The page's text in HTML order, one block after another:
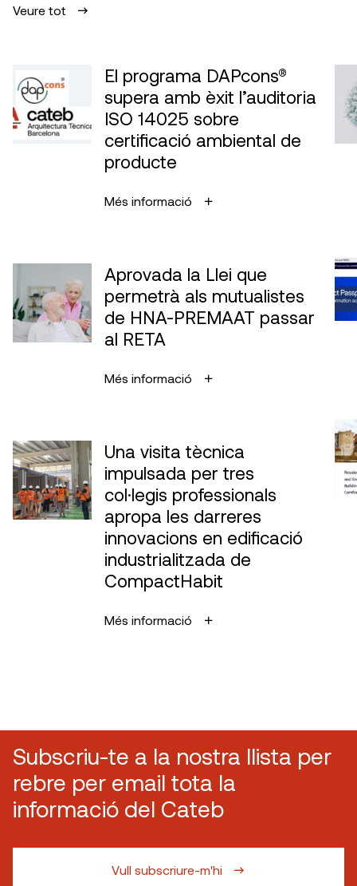
Veure tot
El programa DAPcons®
supera amb èxit l’auditoria
ISO 14025 sobre
certificació ambiental de
producte
Més informació
Aprovada la Llei que
permetrà als mutualistes
de HNA-PREMAAT passar
al RETA
Més informació
Una visita tècnica
impulsada per tres
col·legis professionals
apropa les darreres
innovacions en edificació
industrialitzada de
CompactHabit
Més informació
Subscriu-te a la nostra llista per
rebre per email tota la
informació del Cateb
Vull subscriure-m'hi